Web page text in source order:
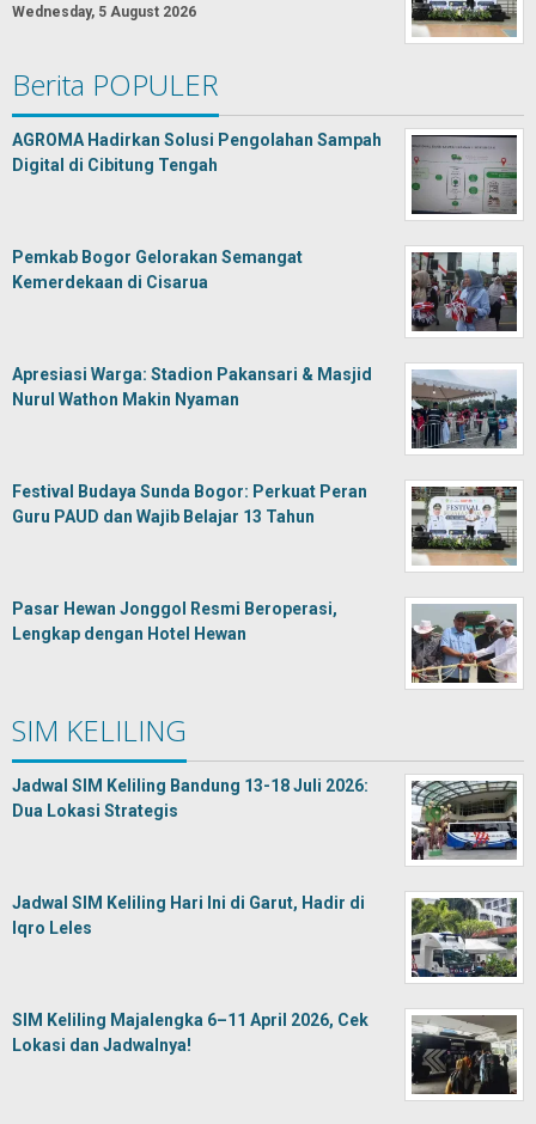
Wednesday, 5 August 2026
Berita POPULER
AGROMA Hadirkan Solusi Pengolahan Sampah
Digital di Cibitung Tengah
Pemkab Bogor Gelorakan Semangat
Kemerdekaan di Cisarua
Apresiasi Warga: Stadion Pakansari & Masjid
Nurul Wathon Makin Nyaman
Festival Budaya Sunda Bogor: Perkuat Peran
Guru PAUD dan Wajib Belajar 13 Tahun
Pasar Hewan Jonggol Resmi Beroperasi,
Lengkap dengan Hotel Hewan
SIM KELILING
Jadwal SIM Keliling Bandung 13-18 Juli 2026:
Dua Lokasi Strategis
Jadwal SIM Keliling Hari Ini di Garut, Hadir di
Iqro Leles
SIM Keliling Majalengka 6–11 April 2026, Cek
Lokasi dan Jadwalnya!